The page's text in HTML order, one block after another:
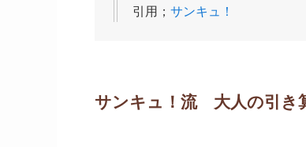
引用； サンキュ！
サンキュ！流 大人の引き